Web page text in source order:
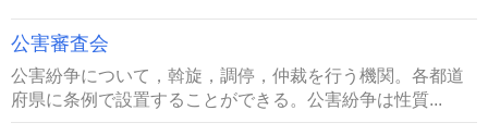
公害審査会
公害紛争について，斡旋，調停，仲裁を行う機関。各都道
府県に条例で設置することができる。公害紛争は性質...